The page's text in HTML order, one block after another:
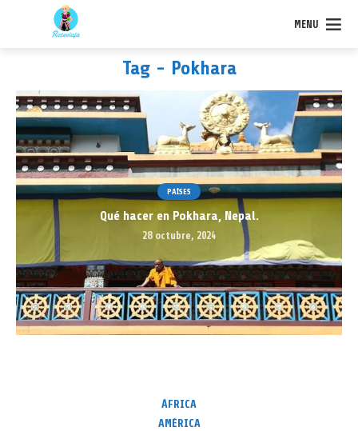
MENU
Tag - Pokhara
PAÍSES
Qué hacer en Pokhara, Nepal.
28 octubre, 2024
ÁFRICA
AMÉRICA